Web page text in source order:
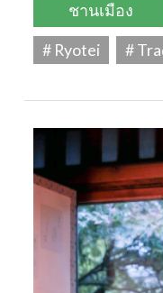
ชานเมือง
# Ryotei
#